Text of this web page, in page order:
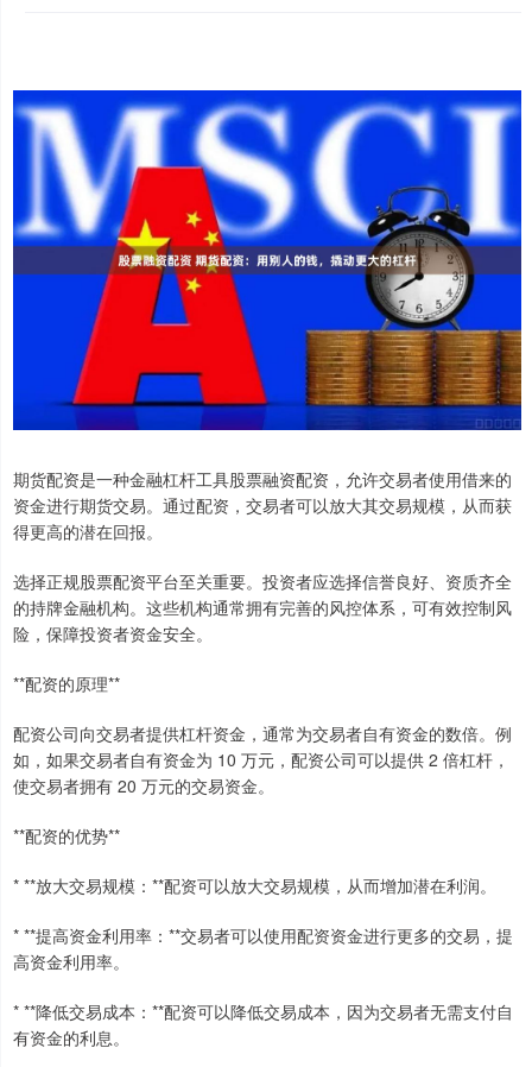
期货配资是一种金融杠杆工具股票融资配资，允许交易者使用借来的
资金进行期货交易。通过配资，交易者可以放大其交易规模，从而获
得更高的潜在回报。
选择正规股票配资平台至关重要。投资者应选择信誉良好、资质齐全
的持牌金融机构。这些机构通常拥有完善的风控体系，可有效控制风
险，保障投资者资金安全。
**配资的原理**
配资公司向交易者提供杠杆资金，通常为交易者自有资金的数倍。例
如，如果交易者自有资金为 10 万元，配资公司可以提供 2 倍杠杆，
使交易者拥有 20 万元的交易资金。
**配资的优势**
* **放大交易规模：**配资可以放大交易规模，从而增加潜在利润。
* **提高资金利用率：**交易者可以使用配资资金进行更多的交易，提
高资金利用率。
* **降低交易成本：**配资可以降低交易成本，因为交易者无需支付自
有资金的利息。